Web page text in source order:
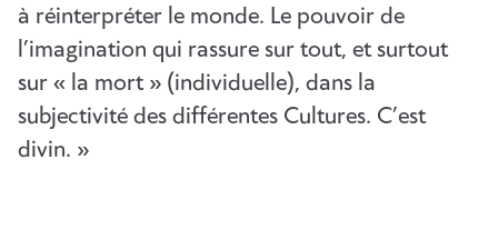
à réinterpréter le monde. Le pouvoir de
l’imagination qui rassure sur tout, et surtout
sur « la mort » (individuelle), dans la
subjectivité des différentes Cultures. C’est
divin. »